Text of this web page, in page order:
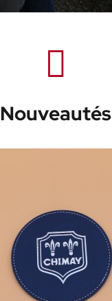
Nouveautés